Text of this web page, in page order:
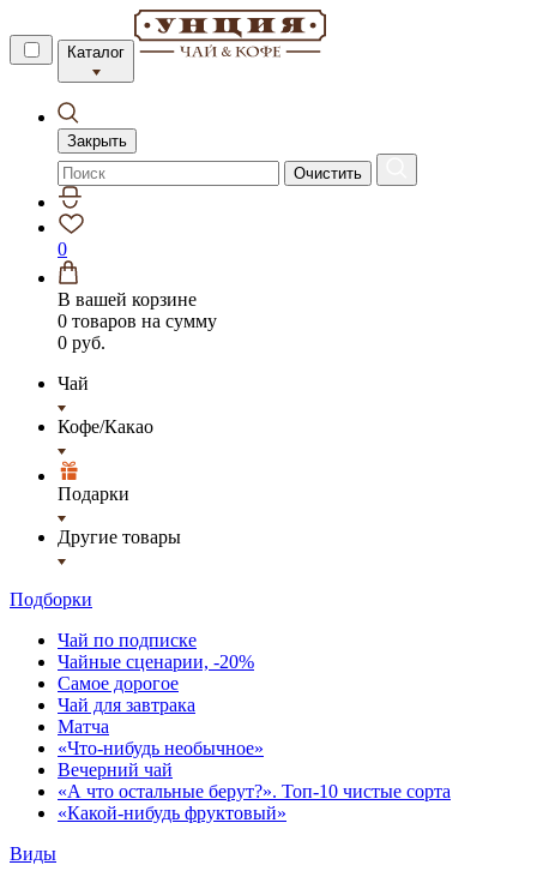
Каталог
Закрыть
Очистить
0
В вашей корзине
0 товаров на сумму
0 руб.
Чай
Кофе/Какао
Подарки
Другие товары
Подборки
Чай по подписке
Чайные сценарии, -20%
Самое дорогое
Чай для завтрака
Матча
«Что-нибудь необычное»
Вечерний чай
«А что остальные берут?». Топ-10 чистые сорта
«Какой-нибудь фруктовый»
Виды